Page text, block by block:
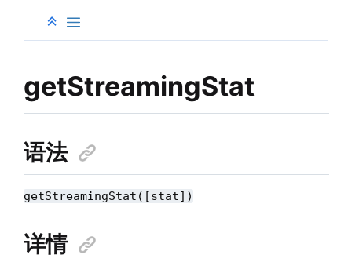
getStreamingStat
语法
getStreamingStat([stat])
详情